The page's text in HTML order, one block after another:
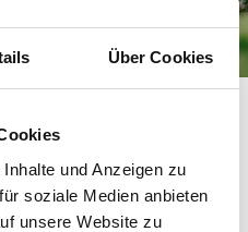
Über Cookies
und Anzeigen zu
soziale Medien anbieten
unsere Website zu
es Sie und Ihren
Strände, Waldgebiete
finden Sie im